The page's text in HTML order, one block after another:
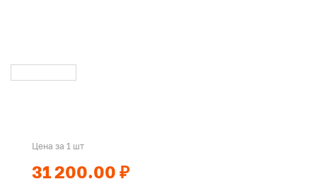
Цена за 1 шт
31 200.00 ₽